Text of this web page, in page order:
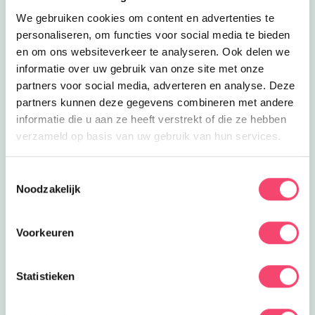
We gebruiken cookies om content en advertenties te
personaliseren, om functies voor social media te bieden
en om ons websiteverkeer te analyseren. Ook delen we
informatie over uw gebruik van onze site met onze
partners voor social media, adverteren en analyse. Deze
partners kunnen deze gegevens combineren met andere
informatie die u aan ze heeft verstrekt of die ze hebben
verzameld op basis van uw gebruik van hun services.
Noodzakelijk
Voorkeuren
Statistieken
6.9
Een heerlijk groot subtropisch
zwembad en een openluchtbad met
veel activiteiten!
6.9 km
Eropuit
Landgoed vol verrassingen!
Verheug je op een dag vol speelplezier
bij familiepark Nienoord!
Lees meer Landgoed vol verrassingen!
Eropuit
Kom met je hele familie naar het
Familiepark Nienoord in Leek voor een
Lees meer Familiepark Nienoord
Tatu tatu! Op zaterdag 24 augustus
staat Familiepark Nienoord in het
Lees meer Brandweerdag met Marshall
Sluiten
Doe mee en maak kans op één van de 5